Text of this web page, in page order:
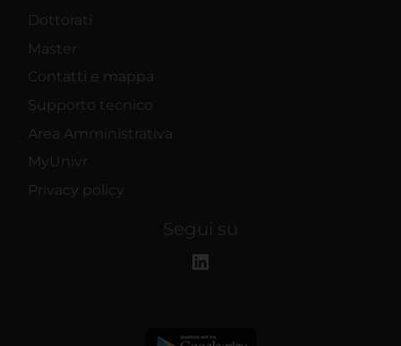
Dottorati
Master
Contatti e mappa
Supporto tecnico
Area Amministrativa
MyUnivr
Privacy policy
Segui su